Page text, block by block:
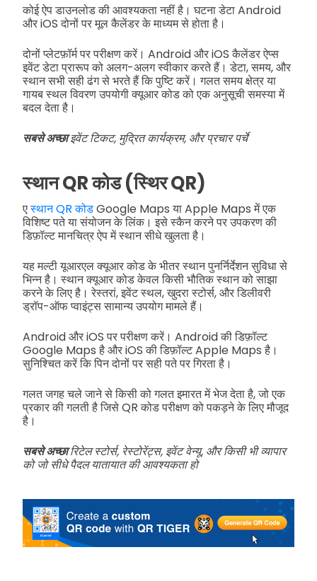
कोई ऐप डाउनलोड की आवश्यकता नहीं है। घटना डेटा Android
और iOS दोनों पर मूल कैलेंडर के माध्यम से होता है।
दोनों प्लेटफ़ॉर्म पर परीक्षण करें। Android और iOS कैलेंडर ऐप्स
इवेंट डेटा प्रारूप को अलग-अलग स्वीकार करते हैं। डेटा, समय, और
स्थान सभी सही ढंग से भरते हैं कि पुष्टि करें। गलत समय क्षेत्र या
गायब स्थल विवरण उपयोगी क्यूआर कोड को एक अनुसूची समस्या में
बदल देता है।
सबसे अच्छाइवेंट टिकट, मुद्रित कार्यक्रम, और प्रचार पर्चे
स्थान QR कोड (स्थिर QR)
एस्थान QR कोडGoogle Maps या Apple Maps में एक
विशिष्ट पते या संयोजन के लिंक। इसे स्कैन करने पर उपकरण की
डिफ़ॉल्ट मानचित्र ऐप में स्थान सीधे खुलता है।
यह मल्टी यूआरएल क्यूआर कोड के भीतर स्थान पुनर्निर्देशन सुविधा से
भिन्न है। स्थान क्यूआर कोड केवल किसी भौतिक स्थान को साझा
करने के लिए है। रेस्तरां, इवेंट स्थल, खुदरा स्टोर्स, और डिलीवरी
ड्रॉप-ऑफ प्वाइंट्स सामान्य उपयोग मामले हैं।
Android और iOS पर परीक्षण करें। Android की डिफ़ॉल्ट
Google Maps है और iOS की डिफ़ॉल्ट Apple Maps है।
सुनिश्चित करें कि पिन दोनों पर सही पते पर गिरता है।
गलत जगह चले जाने से किसी को गलत इमारत में भेज देता है, जो एक
प्रकार की गलती है जिसे QR कोड परीक्षण को पकड़ने के लिए मौजूद
है।
सबसे अच्छारिटेल स्टोर्स, रेस्टोरेंट्स, इवेंट वेन्यू, और किसी भी व्यापार
को जो सीधे पैदल यातायात की आवश्यकता हो